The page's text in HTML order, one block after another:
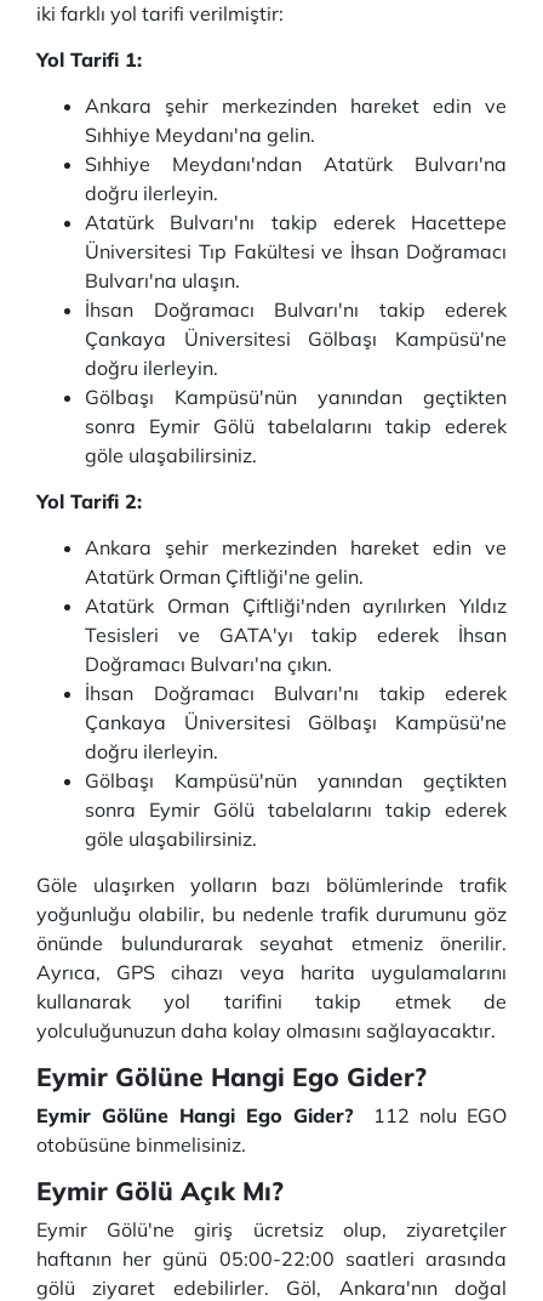
iki farklı yol tarifi verilmiştir:
Yol Tarifi 1:
Ankara şehir merkezinden hareket edin ve
Sıhhiye Meydanı'na gelin.
Sıhhiye Meydanı'ndan Atatürk Bulvarı'na
doğru ilerleyin.
Atatürk Bulvarı'nı takip ederek Hacettepe
Üniversitesi Tıp Fakültesi ve İhsan Doğramacı
Bulvarı'na ulaşın.
İhsan Doğramacı Bulvarı'nı takip ederek
Çankaya Üniversitesi Gölbaşı Kampüsü'ne
doğru ilerleyin.
Gölbaşı Kampüsü'nün yanından geçtikten
sonra Eymir Gölü tabelalarını takip ederek
göle ulaşabilirsiniz.
Yol Tarifi 2:
Ankara şehir merkezinden hareket edin ve
Atatürk Orman Çiftliği'ne gelin.
Atatürk Orman Çiftliği'nden ayrılırken Yıldız
Tesisleri ve GATA'yı takip ederek İhsan
Doğramacı Bulvarı'na çıkın.
İhsan Doğramacı Bulvarı'nı takip ederek
Çankaya Üniversitesi Gölbaşı Kampüsü'ne
doğru ilerleyin.
Gölbaşı Kampüsü'nün yanından geçtikten
sonra Eymir Gölü tabelalarını takip ederek
göle ulaşabilirsiniz.
Göle ulaşırken yolların bazı bölümlerinde trafik
yoğunluğu olabilir, bu nedenle trafik durumunu göz
önünde bulundurarak seyahat etmeniz önerilir.
Ayrıca, GPS cihazı veya harita uygulamalarını
kullanarak yol tarifini takip etmek de
yolculuğunuzun daha kolay olmasını sağlayacaktır.
Eymir Gölüne Hangi Ego Gider?
Eymir Gölüne Hangi Ego Gider? 112 nolu EGO
otobüsüne binmelisiniz.
Eymir Gölü Açık Mı?
Eymir Gölü'ne giriş ücretsiz olup, ziyaretçiler
haftanın her günü 05:00-22:00 saatleri arasında
gölü ziyaret edebilirler. Göl, Ankara'nın doğal